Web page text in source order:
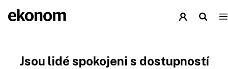
Jsou lidé spokojeni s dostupností